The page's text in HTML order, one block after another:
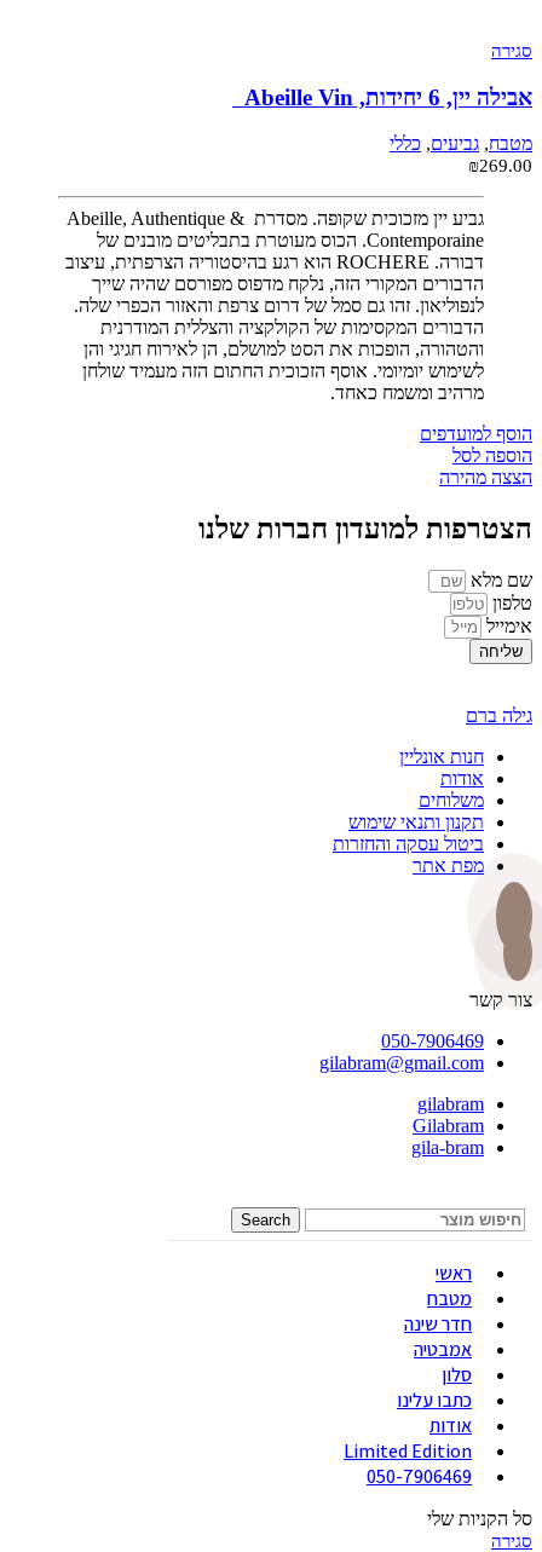
סגירה
אבילה יין, 6 יחידות, Abeille Vin
מטבח, גביעים, כללי
₪269.00
גביע יין מזכוכית שקופה. מסדרת Abeille, Authentique &
Contemporaine. הכוס מעוטרת בתבליטים מובנים של
דבורה. ROCHERE הוא רגע בהיסטוריה הצרפתית, עיצוב
הדבורים המקורי הזה, נלקח מדפוס מפורסם שהיה שייך
לנפוליאון. זהו גם סמל של דרום צרפת והאזור הכפרי שלה.
הדבורים המקסימות של הקולקציה והצללית המודרנית
והטהורה, הופכות את הסט למושלם, הן לאירוח חגיגי והן
לשימוש יומיומי. אוסף הזכוכית החתום הזה מעמיד שולחן
מרהיב ומשמח כאחד.
הוסף למועדפים
הוספה לסל
הצצה מהירה
הצטרפות למועדון חברות שלנו
שם מלא
טלפון
אימייל
שליחה
גילה ברם
חנות אונליין
אודות
משלוחים
תקנון ותנאי שימוש
ביטול עסקה והחזרות
מפת אתר
צור קשר
050-7906469
gilabram@gmail.com
gilabram
Gilabram
gila-bram
Search
ראשי
מטבח
חדר שינה
אמבטיה
סלון
כתבו עלינו
אודות
Limited Edition
050-7906469
סל הקניות שלי
סגירה